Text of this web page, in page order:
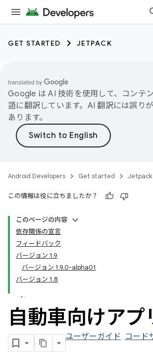
GET STARTED JETPACK
Google は AI 技術を使用して、コンテ
語に翻訳しています。AI 翻訳には誤り
あります。
Android Developers Get started Jetpack
この情報は役に立ちましたか？
このページの内容
依存関係の宣言
フィードバック
バージョン 1.9
バージョン 1.9.0-alpha01
バージョン 1.8
自動車向けアプ
ユーザーガイド コード